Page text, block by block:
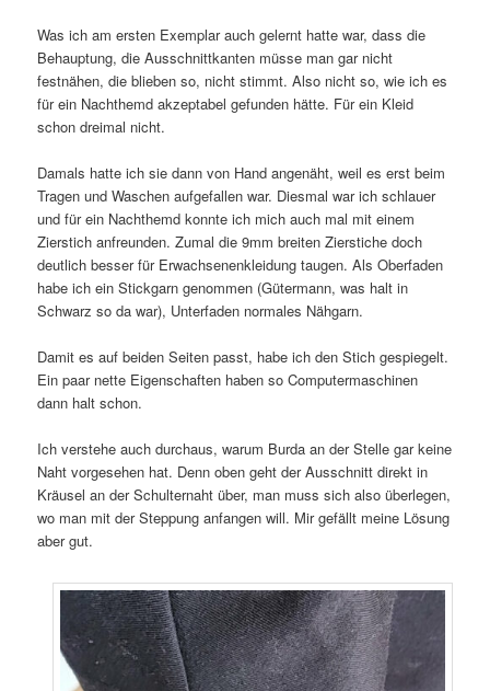
Was ich am ersten Exemplar auch gelernt hatte war, dass die
Behauptung, die Ausschnittkanten müsse man gar nicht
festnähen, die blieben so, nicht stimmt. Also nicht so, wie ich es
für ein Nachthemd akzeptabel gefunden hätte. Für ein Kleid
schon dreimal nicht.
Damals hatte ich sie dann von Hand angenäht, weil es erst beim
Tragen und Waschen aufgefallen war. Diesmal war ich schlauer
und für ein Nachthemd konnte ich mich auch mal mit einem
Zierstich anfreunden. Zumal die 9mm breiten Zierstiche doch
deutlich besser für Erwachsenenkleidung taugen. Als Oberfaden
habe ich ein Stickgarn genommen (Gütermann, was halt in
Schwarz so da war), Unterfaden normales Nähgarn.
Damit es auf beiden Seiten passt, habe ich den Stich gespiegelt.
Ein paar nette Eigenschaften haben so Computermaschinen
dann halt schon.
Ich verstehe auch durchaus, warum Burda an der Stelle gar keine
Naht vorgesehen hat. Denn oben geht der Ausschnitt direkt in
Kräusel an der Schulternaht über, man muss sich also überlegen,
wo man mit der Steppung anfangen will. Mir gefällt meine Lösung
aber gut.